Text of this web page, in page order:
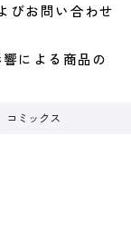
お問い合わせ
による商品の
コミックス